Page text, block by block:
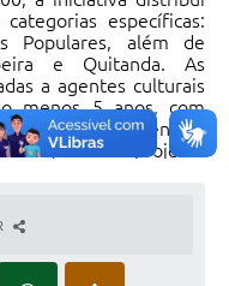
específicas:
Populares, além de
e Quitanda. As
a agentes culturais
menos 5 anos, com
negras, indígenas e
dos projetos
AQUI